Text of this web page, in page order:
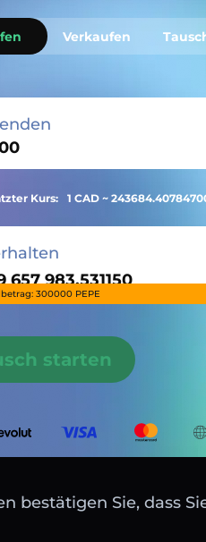
Verkaufen
Kurs: 1 CAD ~
300000 PEPE
starten
bestätigen Sie, dass